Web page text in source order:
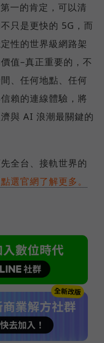
一的肯定，可以清
只是更快的 5G，而
性的世界級網路架
值–真正重要的，不
、任何地點、任何
賴的連線體驗，將
與 AI 浪潮最關鍵的
全台、接軌世界的
選官網了解更多。